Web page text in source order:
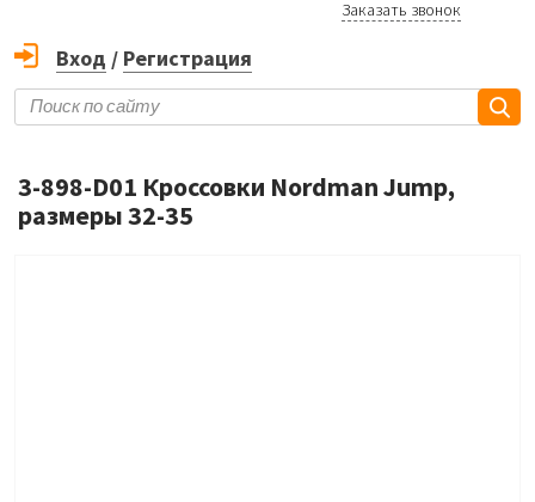
Заказать звонок
Вход / Регистрация
3-898-D01 Кроссовки Nordman Jump,
размеры 32-35